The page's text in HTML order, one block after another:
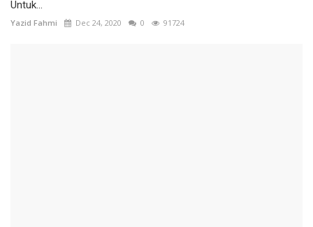
Untuk...
Yazid Fahmi Dec 24, 2020 0 91724